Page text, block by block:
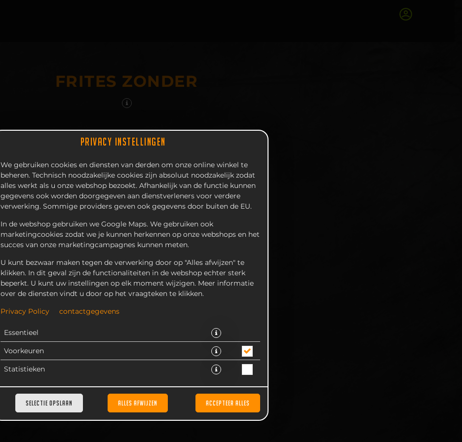
PRIVACY INSTELLINGEN
We gebruiken cookies en diensten van derden om onze online winkel te
beheren. Technisch noodzakelijke cookies zijn absoluut noodzakelijk zodat
alles werkt als u onze webshop bezoekt. Afhankelijk van de functie kunnen
gegevens ook worden doorgegeven aan dienstverleners voor verdere
verwerking. Sommige providers geven ook gegevens door buiten de EU.
In de webshop gebruiken we Google Maps. We gebruiken ook
marketingcookies zodat we je kunnen herkennen op onze webshops en het
succes van onze marketingcampagnes kunnen meten.
U kunt bezwaar maken tegen de verwerking door op "Alles afwijzen" te
klikken. In dit geval zijn de functionaliteiten in de webshop echter sterk
beperkt. U kunt uw instellingen op elk moment wijzigen. Meer informatie
over de diensten vindt u door op het vraagteken te klikken.
Privacy Policy contactgegevens
Essentieel
Voorkeuren
Statistieken
SELECTIE OPSLAAN ALLES AFWIJZEN ACCEPTEER ALLES
FRITES ZONDER
€ 2,95 *
* Door lokale acties kunnen prijzen per winkel afwijken.